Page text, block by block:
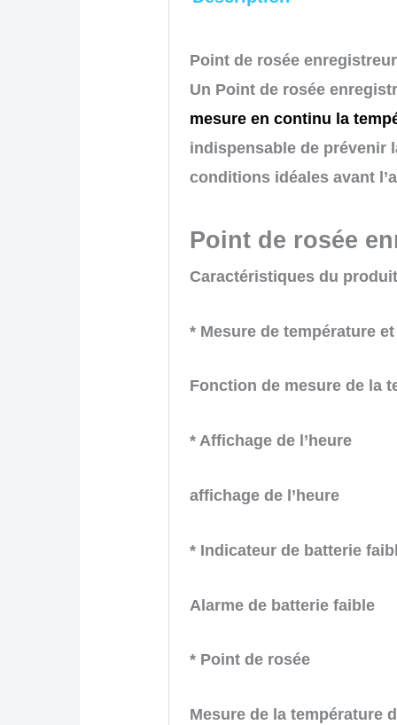
Point de rosée
Un Point de rosée
mesure en continu la
indispensable de prévenir
conditions idéales avant
Point de rosée
Caractéristiques du
* Mesure de température
Fonction de mesure de la
* Affichage de l’heure
affichage de l’heure
* Indicateur de batterie
Alarme de batterie faible
* Point de rosée
Mesure de la température